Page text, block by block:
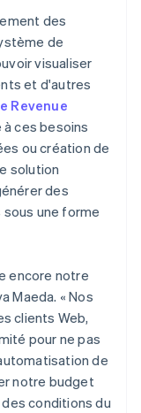
des
de
visualiser
et d'autres
Revenue
ces besoins
ou création de
solution
des
une forme
encore notre
Maeda. « Nos
clients Web,
pour ne pas
de
notre budget
conditions du